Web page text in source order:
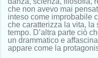
che non avevo mai
inteso come improbabile
che caratterizza la vita,
tempo. D’altra parte ciò
un drammatico e
appare come la